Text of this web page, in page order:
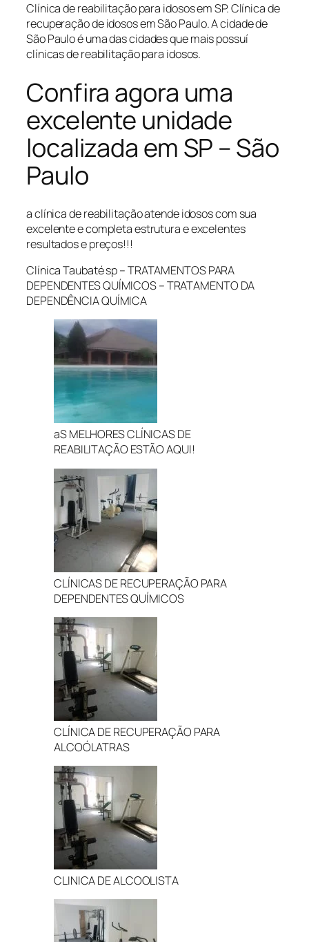
Clínica de reabilitação para idosos em SP. Clínica de
recuperação de idosos em São Paulo. A cidade de
São Paulo é uma das cidades que mais possuí
clínicas de reabilitação para idosos.
Confira agora uma
excelente unidade
localizada em SP – São
Paulo
a clínica de reabilitação atende idosos com sua
excelente e completa estrutura e excelentes
resultados e preços!!!
Clínica Taubaté sp – TRATAMENTOS PARA
DEPENDENTES QUÍMICOS – TRATAMENTO DA
DEPENDÊNCIA QUÍMICA
aS MELHORES CLÍNICAS DE
REABILITAÇÃO ESTÃO AQUI!
CLÍNICAS DE RECUPERAÇÃO PARA
DEPENDENTES QUÍMICOS
CLÍNICA DE RECUPERAÇÃO PARA
ALCOÓLATRAS
CLINICA DE ALCOOLISTA